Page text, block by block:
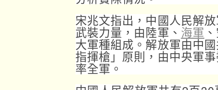
宋兆文指出，中國人民解
武裝力量，由陸軍、 海軍
大軍種組成。解放軍由中
指揮槍」原則，由中央軍
率全軍。